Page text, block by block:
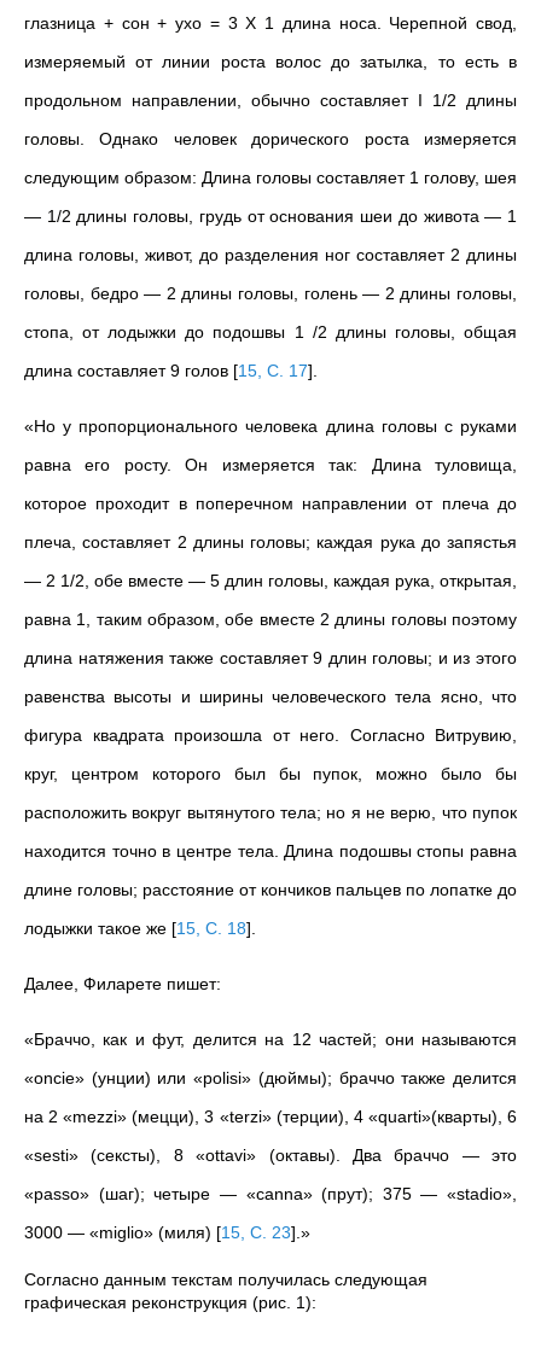
глазница + сон + ухо = 3 X 1 длина носа. Черепной свод,
измеряемый от линии роста волос до затылка, то есть в
продольном направлении, обычно составляет I 1/2 длины
головы. Однако человек дорического роста измеряется
следующим образом: Длина головы составляет 1 голову, шея
— 1/2 длины головы, грудь от основания шеи до живота — 1
длина головы, живот, до разделения ног составляет 2 длины
головы, бедро — 2 длины головы, голень — 2 длины головы,
стопа, от лодыжки до подошвы 1 /2 длины головы, общая
длина составляет 9 голов [15, С. 17]
«Но у пропорционального человека длина головы с руками
равна его росту. Он измеряется так: Длина туловища,
которое проходит в поперечном направлении от плеча до
плеча, составляет 2 длины головы; каждая рука до запястья
— 2 1/2, обе вместе — 5 длин головы, каждая рука, открытая,
равна 1, таким образом, обе вместе 2 длины головы поэтому
длина натяжения также составляет 9 длин головы; и из этого
равенства высоты и ширины человеческого тела ясно, что
фигура квадрата произошла от него. Согласно Витрувию,
круг, центром которого был бы пупок, можно было бы
расположить вокруг вытянутого тела; но я не верю, что пупок
находится точно в центре тела. Длина подошвы стопы равна
длине головы; расстояние от кончиков пальцев по лопатке до
лодыжки такое же [15, С. 18]
Далее, Филарете пишет:
«Браччо, как и фут, делится на 12 частей; они называются
«oncie» (унции) или «polisi» (дюймы); браччо также делится
на 2 «mezzi» (мецци), 3 «terzi» (терции), 4 «quarti»(кварты), 6
«sesti» (сексты), 8 «ottavi» (октавы). Два браччо — это
«passo» (шаг); четыре — «canna» (прут); 375 — «stadio»,
3000 — «miglio» (миля) [15, С. 23] .»
Согласно данным текстам получилась следующая
графическая реконструкция (рис. 1):